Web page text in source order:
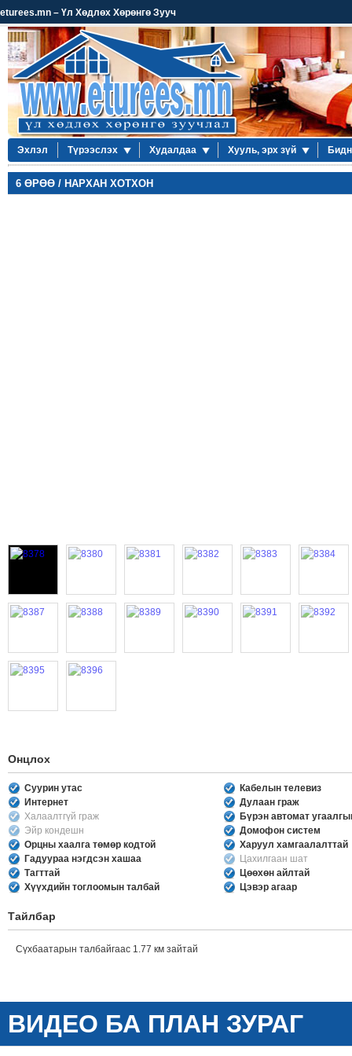
eturees.mn – Үл Хөдлөх Хөрөнгө Зууч
Эхлэл Түрээслэх Худалдаа Хууль, эрх зүй
6 ӨРӨӨ / НАРХАН ХОТХОН
Онцлох
Суурин утас
Кабелын телевиз
Интернет
Дулаан граж
Халаалтгүй граж
Бүрэн автомат
Эйр кондешн
Домофон систем
Орцны хаалга төмөр кодтой
Харуул хамгаалалттай
Гадуураа нэгдсэн хашаа
Цахилгаан шат
Тагттай
Цөөхөн айлтай
Хүүхдийн тоглоомын талбай
Цэвэр агаар
Тайлбар
Сүхбаатарын талбайгаас 1.77 км зайтай
ВИДЕО БА ПЛАН ЗУРАГ